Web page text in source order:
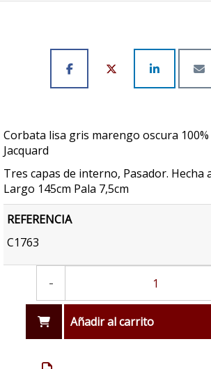
Corbata lisa gris marengo oscura
Jacquard
Tres capas de interno, Pasador. Hecha
Largo 145cm Pala 7,5cm
REFERENCIA
C1763
-
Añadir al carrito